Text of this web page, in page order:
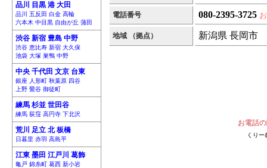
品川 目黒 港 大田
品川 五反田 白金 高輪
六本木 中目黒 自由が丘 蒲田
渋谷 新宿 豊島 中野
渋谷 恵比寿 新宿 大久保
池袋 大塚 巣鴨 中野
中央 千代田 文京 台東
銀座 人形町 秋葉原 四谷
上野 鶯谷 御徒町
練馬 杉並 世田谷
練馬 荻窪 高円寺 下北沢
荒川 足立 北 板橋
日暮里 赤羽 高島平
江東 墨田 江戸川 葛飾
亀戸 錦糸町 葛西 新小岩
電話番号 080-2395-3725
地域 （拠点） 新潟県 長岡市
お電話
くりー